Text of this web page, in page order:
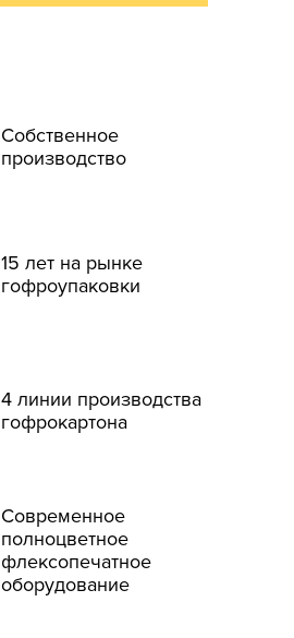
Собственное
производство
15 лет на рынке
гофроупаковки
4 линии производства
гофрокартона
Современное
полноцветное
флексопечатное
оборудование